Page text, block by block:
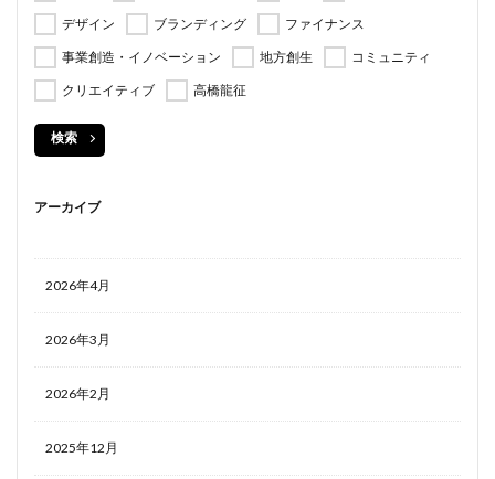
デザイン
ブランディング
ファイナンス
事業創造・イノベーション
地方創生
コミュニティ
クリエイティブ
高橋龍征
検索
アーカイブ
2026年4月
2026年3月
2026年2月
2025年12月